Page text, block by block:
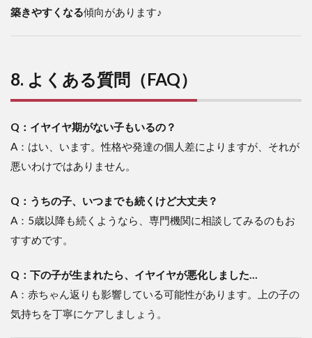
築きやすくなる傾向があります♪
8. よくある質問（FAQ）
Q：イヤイヤ期がない子もいるの？
A：はい、います。性格や発達の個人差によりますが、それが
悪いわけではありません。
Q：うちの子、いつまでも続くけど大丈夫？
A：5歳以降も続くようなら、専門機関に相談してみるのもお
すすめです。
Q：下の子が生まれたら、イヤイヤが悪化しました…
A：赤ちゃん返りも影響している可能性があります。上の子の
気持ちを丁寧にケアしましょう。